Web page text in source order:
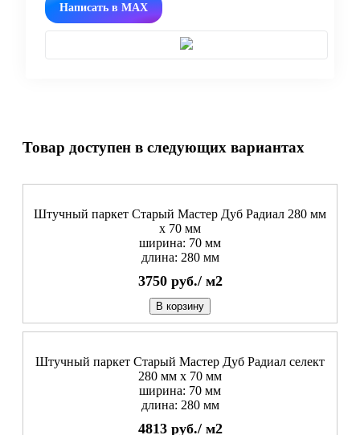
Написать в MAX
Товар доступен в следующих вариантах
Штучный паркет Старый Мастер Дуб Радиал 280 мм
х 70 мм
ширина: 70 мм
длина: 280 мм
3750 руб./ м2
В корзину
Штучный паркет Старый Мастер Дуб Радиал cелект
280 мм х 70 мм
ширина: 70 мм
длина: 280 мм
4813 руб./ м2